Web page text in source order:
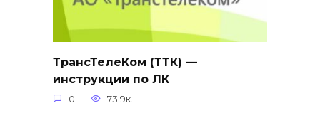
ТрансТелеКом (ТТК) —
инструкции по ЛК
0 73.9к.